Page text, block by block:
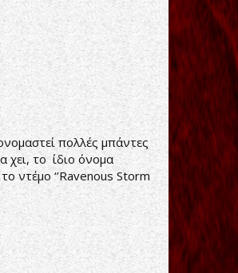
πολλές μπάντες
χει, το ίδιο όνομα
ντέμο ‘’Ravenous Storm